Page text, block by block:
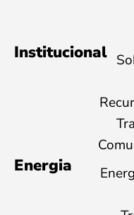
Institucional
Energia